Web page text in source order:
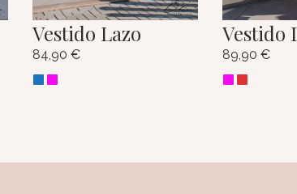
Vestido Lazo
84,90 €
Vestido
89,90 €